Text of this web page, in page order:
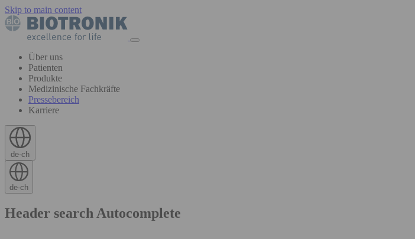
Skip to main content
Über uns
Patienten
Produkte
Medizinische Fachkräfte
Pressebereich
Karriere
de-ch
de-ch
Header search Autocomplete